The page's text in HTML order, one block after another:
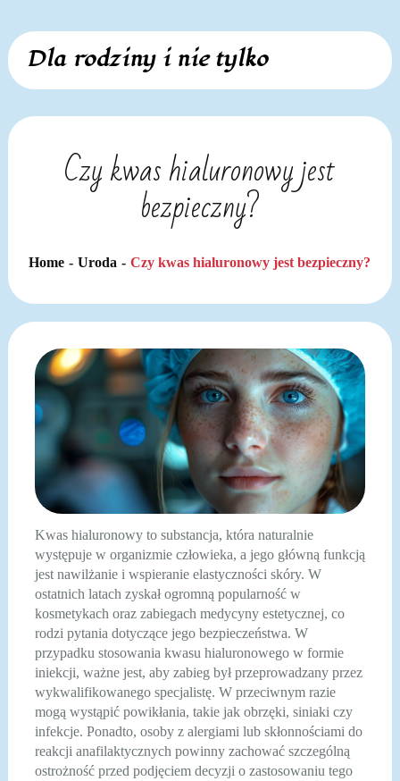
Skip
content
Dla rodziny i nie tylko
Czy kwas hialuronowy jest
bezpieczny?
Home Uroda Czy kwas hialuronowy jest bezpieczny?
Kwas hialuronowy to substancja, która naturalnie
występuje w organizmie człowieka, a jego główną funkcją
jest nawilżanie i wspieranie elastyczności skóry. W
ostatnich latach zyskał ogromną popularność w
kosmetykach oraz zabiegach medycyny estetycznej, co
rodzi pytania dotyczące jego bezpieczeństwa. W
przypadku stosowania kwasu hialuronowego w formie
iniekcji, ważne jest, aby zabieg był przeprowadzany przez
wykwalifikowanego specjalistę. W przeciwnym razie
mogą wystąpić powikłania, takie jak obrzęki, siniaki czy
infekcje. Ponadto, osoby z alergiami lub skłonnościami do
reakcji anafilaktycznych powinny zachować szczególną
ostrożność przed podjęciem decyzji o zastosowaniu tego